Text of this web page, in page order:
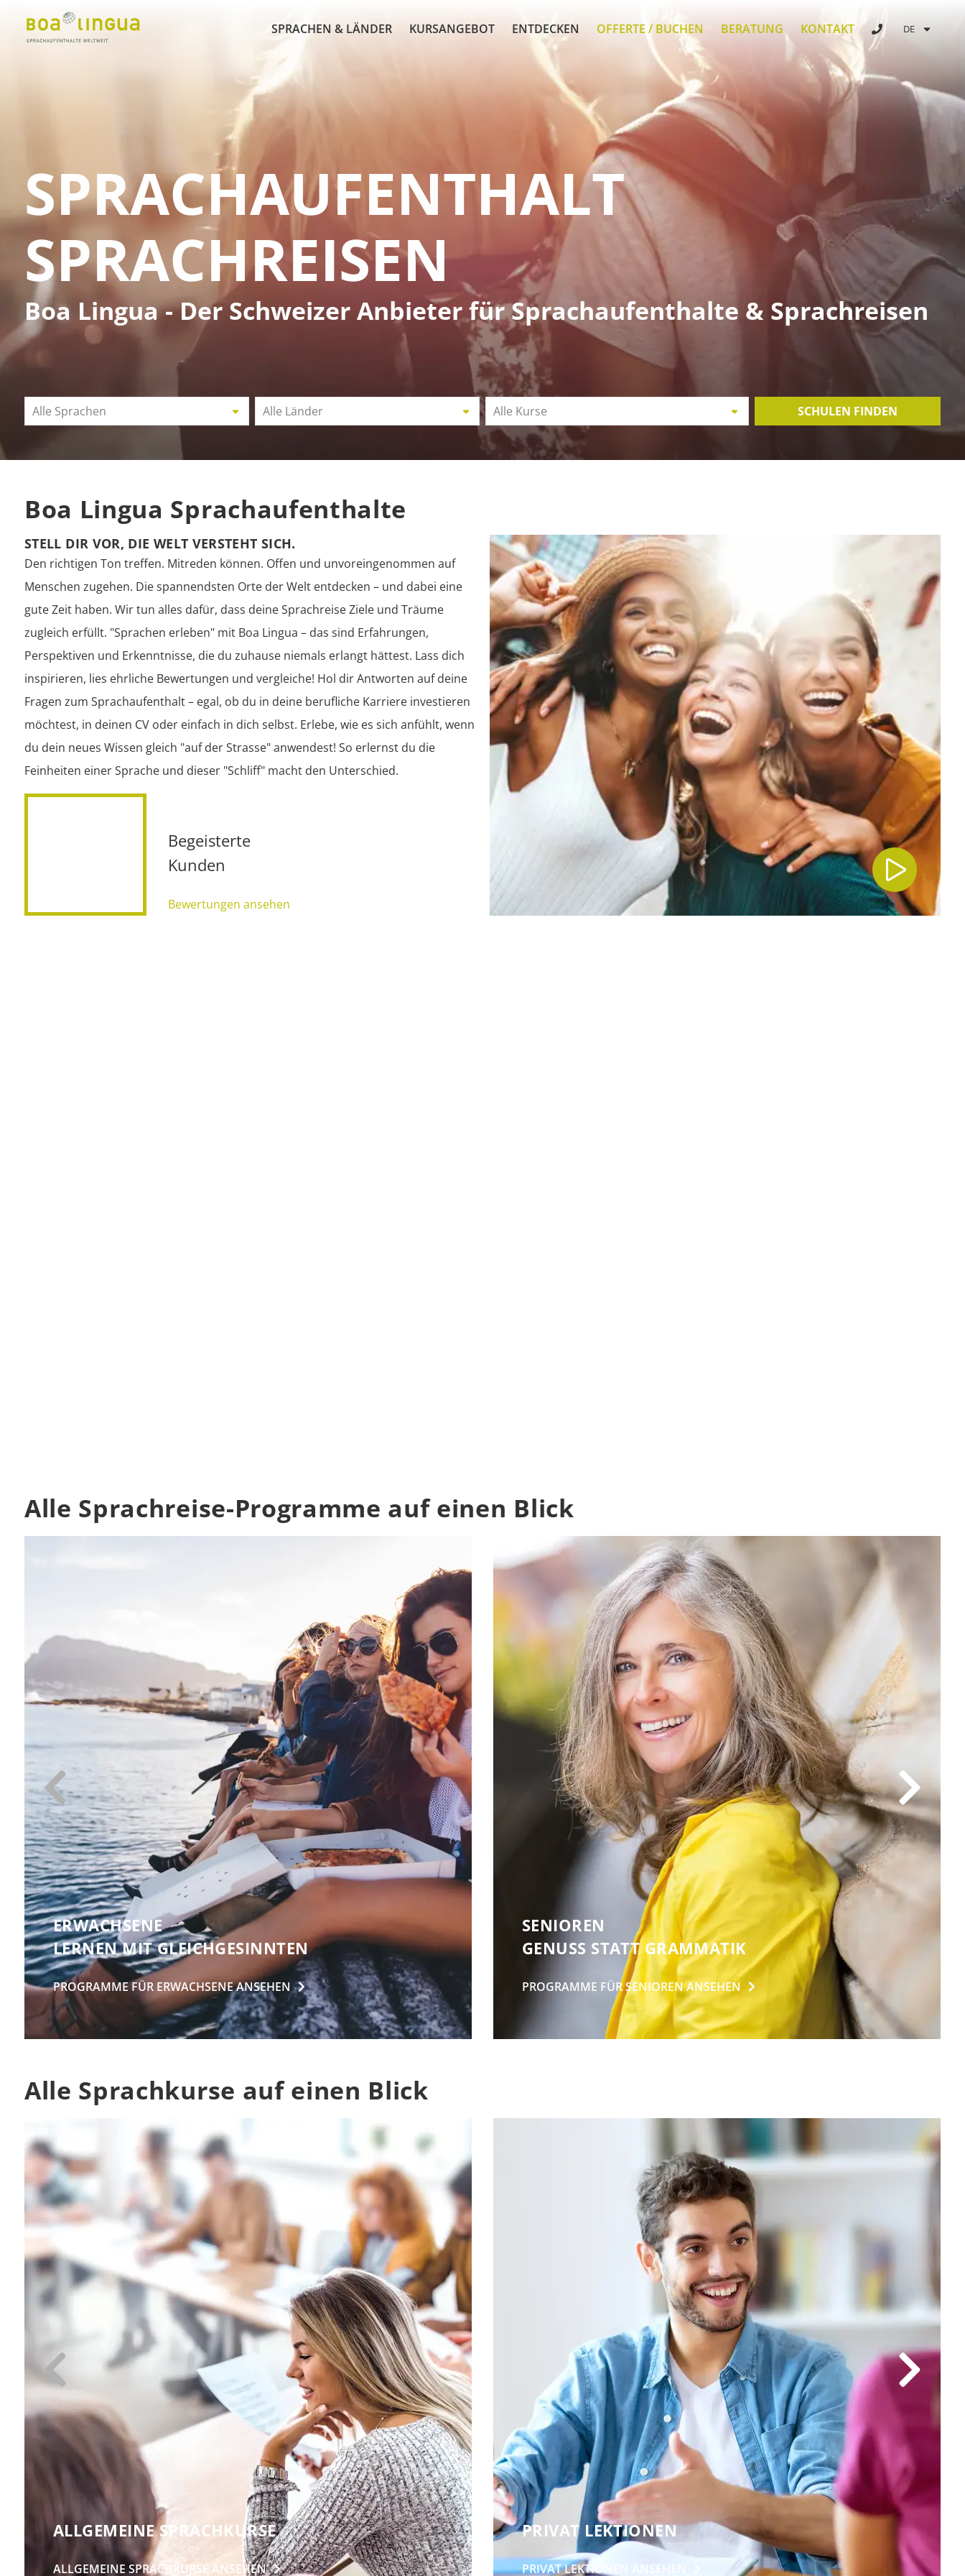
SPRACHEN & LÄNDER KURSANGEBOT ENTDECKEN OFFERTE / BUCHEN BERATUNG KONTAKT DE
SPRACHAUFENTHALT
SPRACHREISEN
Boa Lingua - Der Schweizer Anbieter für Sprachaufenthalte & Sprachreisen
Alle Sprachen Alle Länder Alle Kurse SCHULEN FINDEN
Boa Lingua Sprachaufenthalte
STELL DIR VOR, DIE WELT VERSTEHT SICH.
Den richtigen Ton treffen. Mitreden können. Offen und unvoreingenommen auf
Menschen zugehen. Die spannendsten Orte der Welt entdecken – und dabei eine
gute Zeit haben. Wir tun alles dafür, dass deine Sprachreise Ziele und Träume
zugleich erfüllt. "Sprachen erleben" mit Boa Lingua – das sind Erfahrungen,
Perspektiven und Erkenntnisse, die du zuhause niemals erlangt hättest. Lass dich
inspirieren, lies ehrliche Bewertungen und vergleiche! Hol dir Antworten auf deine
Fragen zum Sprachaufenthalt – egal, ob du in deine berufliche Karriere investieren
möchtest, in deinen CV oder einfach in dich selbst. Erlebe, wie es sich anfühlt, wenn
du dein neues Wissen gleich "auf der Strasse" anwendest! So erlernst du die
Feinheiten einer Sprache und dieser "Schliff" macht den Unterschied.
Begeisterte
Kunden
Bewertungen ansehen
Alle Sprachreise-Programme auf einen Blick
ERWACHSENE
LERNEN MIT GLEICHGESINNTEN
PROGRAMME FÜR ERWACHSENEANSEHEN
SENIOREN
GENUSS STATT GRAMMATIK
PROGRAMME FÜR SENIORENANSEHEN
Alle Sprachkurse auf einen Blick
ALLGEMEINE SPRACHKURSE
ALLGEMEINE SPRACHKURSE ANSEHEN
PRIVAT LEKTIONEN
PRIVAT LEKTIONEN ANSEHEN